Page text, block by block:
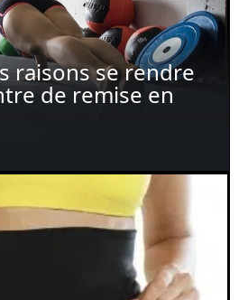
raisons se rendre
de remise en